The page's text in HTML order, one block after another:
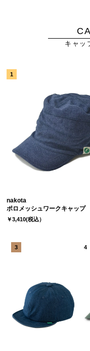
キャッ
nakota
ポロメッシュワークキャップ
￥3,410(税込）